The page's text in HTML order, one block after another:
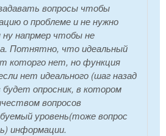
вопросы чтобы
о проблеме и не нужно
напрмер чтобы не
Потнятно, что идеальный
которго нет, но функция
нет идеального (шаг назад
опросник, в котором
вопросов
уровень(тоже вопрос
информации.